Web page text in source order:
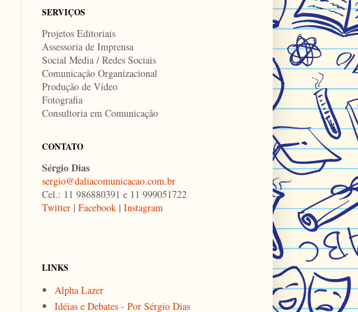
SERVIÇOS
Projetos Editoriais
Assessoria de Imprensa
Social Media / Redes Sociais
Comunicação Organizacional
Produção de Vídeo
Fotografia
Consultoria em Comunicação
CONTATO
Sérgio Dias
sergio@daliacomunicacao.com.br
Cel.: 11 986880391 e 11 999051722
Twitter | Facebook | Instagram
LINKS
Alpha Lazer
Idéias e Debates - Por Sérgio Dias